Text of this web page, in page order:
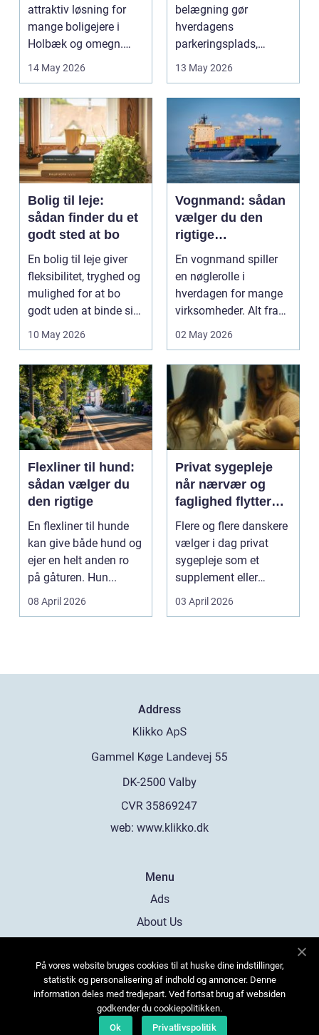
attraktiv løsning for
mange boligejere i
Holbæk og omegn.
14 May 2026
belægning gør
hverdagens
parkeringsplads,
gårdsplads både pæn
og pra...
13 May 2026
Bolig til leje:
sådan finder du et
godt sted at bo
En bolig til leje giver
fleksibilitet, tryghed og
mulighed for at bo
godt uden at binde sig
10 May 2026
Vognmand: sådan
vælger du den
rigtige
samarbejdspartner
En vognmand spiller
en nøglerolle i
hverdagen for mange
virksomheder. Alt fra
02 May 2026
Flexliner til hund:
sådan vælger du
den rigtige
En flexliner til hunde
kan give både hund og
ejer en helt anden ro
på gåturen. Hun...
08 April 2026
Privat sygepleje
når nærvær og
faglighed flytter
hjem i stuen
Flere og flere danskere
vælger i dag privat
sygepleje som et
supplement eller
alternativ til det off...
03 April 2026
Address
web: www.klikko.dk
Menu
Ads
About Us
Contact
Sitemap
På vores website bruges cookies til at huske dine indstillinger,
statistik og personalisering af indhold og annoncer. Denne
information deles med tredjepart. Ved fortsat brug af websiden
godkender du cookiepolitikken.
Ok
Privatlivspolitik